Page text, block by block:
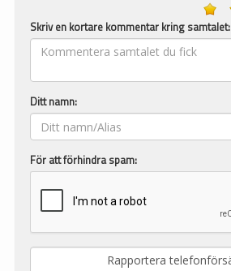
Skriv en kortare kommentar kring samtalet:
Ditt namn:
För att förhindra spam: